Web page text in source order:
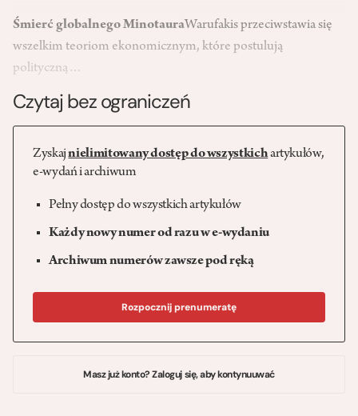
Śmierć globalnego MinotauraWarufakis przeciwstawia się
wszelkim teoriom ekonomicznym, które postulują
polityczną…
Czytaj bez ograniczeń
Zyskajnielimitowany dostęp do wszystkichartykułów,
e-wydań i archiwum
Pełny dostęp do wszystkich artykułów
Każdy nowy numer od razu w e-wydaniu
Archiwum numerów zawsze pod ręką
Rozpocznij prenumeratę
Masz już konto? Zaloguj się, aby kontynuuwać